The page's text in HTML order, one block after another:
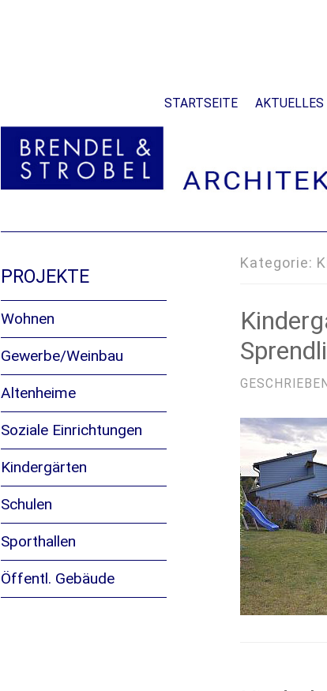
STARTSEITE AKTUELLES
springen
Kategorie:
PROJEKTE
Wohnen
Gewerbe/Weinbau
Altenheime
Soziale Einrichtungen
Kindergärten
Schulen
Sporthallen
Öffentl. Gebäude